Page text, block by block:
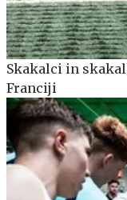
Skakalci in
Franciji